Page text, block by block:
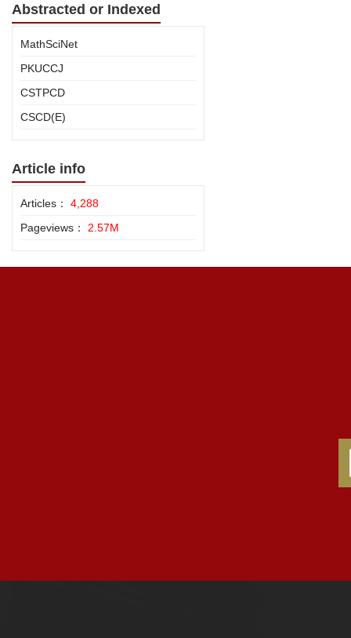
Abstracted or Indexed
MathSciNet
PKUCCJ
CSTPCD
CSCD(E)
Article info
Articles： 4,288
Pageviews： 2.57M